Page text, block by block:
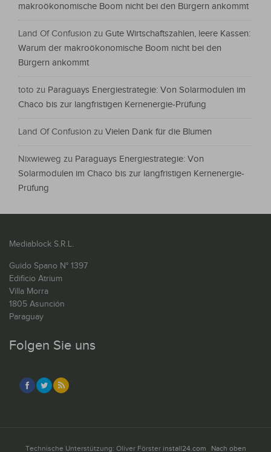
makroökonomische Boom nicht bei den Bürgern ankommt
Land Of Confusion zu Gute Wirtschaftszahlen, leere Kassen:
Warum der makroökonomische Boom nicht bei den
Bürgern ankommt
toto zu Paraguays Energiestrategie: Von Solarmodulen im
Chaco bis zur langfristigen Kernenergie-Prüfung
Land Of Confusion zu Vielen Dank für die Blumen
Nixwieweg zu Paraguays Energiestrategie: Von
Solarmodulen im Chaco bis zur langfristigen Kernenergie-
Prüfung
Mediablock S.R.L.
Guido Spano N° 1397
Edificio Atrium
Villa Morra
1805 Asunción
Paraguay
Folgen Sie uns
Technische Unterstützung: Oliver Förster install24.com Nach oben